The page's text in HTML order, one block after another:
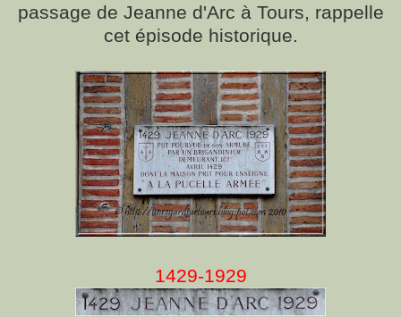
passage de Jeanne d'Arc à Tours, rappelle
cet épisode historique.
1429-1929